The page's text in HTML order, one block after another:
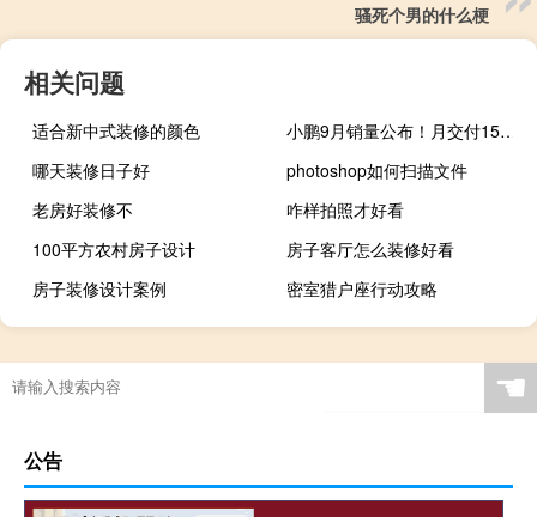
骚死个男的什么梗
相关问题
适合新中式装修的颜色
小鹏9月销量公布！月交付15310台 同比增长81% 到底什么情况嘞
哪天装修日子好
photoshop如何扫描文件
老房好装修不
咋样拍照才好看
100平方农村房子设计
房子客厅怎么装修好看
房子装修设计案例
密室猎户座行动攻略
☚
公告